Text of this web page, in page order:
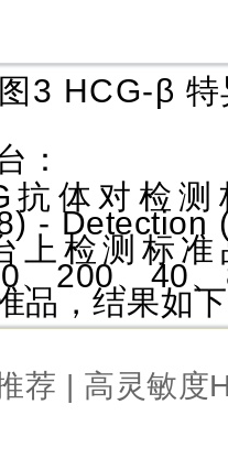
图3 HCG-β
：
抗体对检测
- Detection
上检测标
、200、40
品，结果如